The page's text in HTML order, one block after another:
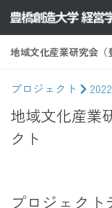
コンテンツへスキ
地域文化産業研究会（
プロジェクト
地域文化産業
クト
プロジェクト